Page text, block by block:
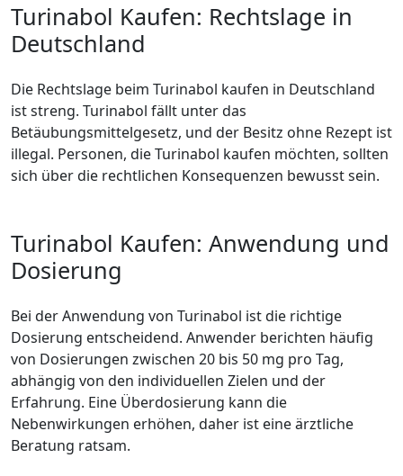
Turinabol Kaufen: Rechtslage in
Deutschland
Die Rechtslage beim Turinabol kaufen in Deutschland
ist streng. Turinabol fällt unter das
Betäubungsmittelgesetz, und der Besitz ohne Rezept ist
illegal. Personen, die Turinabol kaufen möchten, sollten
sich über die rechtlichen Konsequenzen bewusst sein.
Turinabol Kaufen: Anwendung und
Dosierung
Bei der Anwendung von Turinabol ist die richtige
Dosierung entscheidend. Anwender berichten häufig
von Dosierungen zwischen 20 bis 50 mg pro Tag,
abhängig von den individuellen Zielen und der
Erfahrung. Eine Überdosierung kann die
Nebenwirkungen erhöhen, daher ist eine ärztliche
Beratung ratsam.